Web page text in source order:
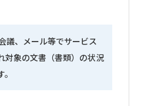
議、メール等でサービス
対象の文書（書類）の状況